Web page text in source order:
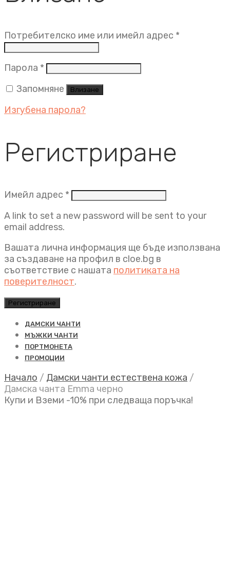
Потребителско име или имейл адрес *
Парола * Задължително
Запомняне
Влизане
Изгубена парола?
Регистриране
Имейл адрес * Задължително
A link to set a new password will be sent to your
email address.
Вашата лична информация ще бъде използвана
за създаване на профил в cloe.bg в
съответствие с нашата политиката на
поверителност.
Регистриране
ДАМСКИ ЧАНТИ
МЪЖКИ ЧАНТИ
ПОРТМОНЕТА
ПРОМОЦИИ
Начало / Дамски чанти естествена кожа /
Дамска чанта Emma черно
Купи и Вземи -10% при следваща поръчка!